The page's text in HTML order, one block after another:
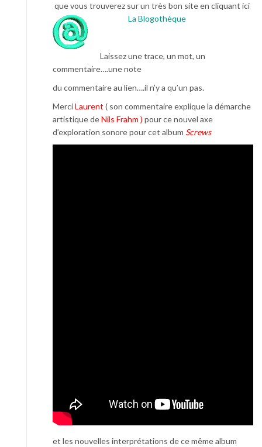
que vous trouverez sur un très bon site en cliquant ici
La Blogothèque
Laissez une trace, un mot, un
commentaire….une note
du commentaire au lien….il n’y a qu’un pas.
MerciLaurent ( son commentaire explique la démarche
artistique deNils Frahm ) pour ce nouvel axe
d’exploration sonore pour cet album Screws
et les nouvelles interprétations de ce même album